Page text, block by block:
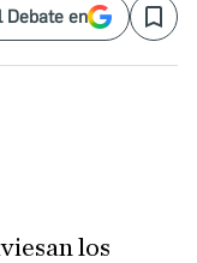
Debate en Save
los